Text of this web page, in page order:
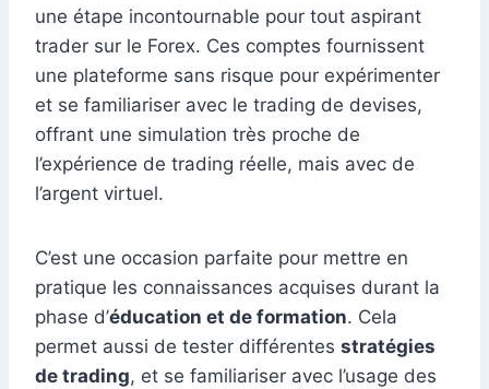
une étape incontournable pour tout aspirant
trader sur le Forex. Ces comptes fournissent
une plateforme sans risque pour expérimenter
et se familiariser avec le trading de devises,
offrant une simulation très proche de
l’expérience de trading réelle, mais avec de
l’argent virtuel.
C’est une occasion parfaite pour mettre en
pratique les connaissances acquises durant la
phase d’éducation et de formation. Cela
permet aussi de tester différentes stratégies
de trading, et se familiariser avec l’usage des